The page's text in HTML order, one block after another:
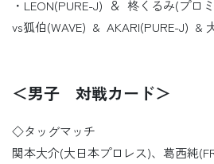
・LEON(PURE-J) ＆ 柊くるみ(プロ
vs狐伯(WAVE) & AKARI(PURE-J) &
＜男子 対戦カード＞
◇タッグマッチ
関本大介(大日本プロレス)、葛西純